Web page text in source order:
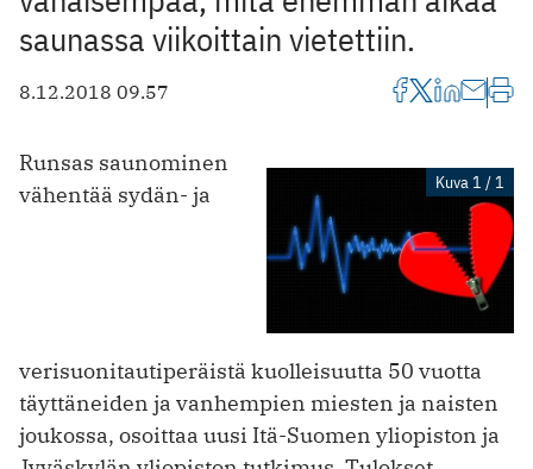
saunassa viikoittain vietettiin.
8.12.2018 09.57
Kuva 1 / 1
Runsas saunominen
vähentää sydän- ja
verisuonitautiperäistä kuolleisuutta 50 vuotta
täyttäneiden ja vanhempien miesten ja naisten
joukossa, osoittaa uusi Itä-Suomen yliopiston ja